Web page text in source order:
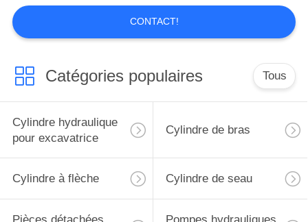
Assy de moteur
d'oscillation
15
CONTACT!
Catégories populaires Tous
Cylindre hydraulique
pour excavatrice
Cylindre de bras
Cylindre à flèche Cylindre de seau